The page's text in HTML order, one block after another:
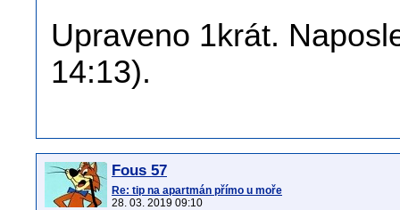
Upraveno 1krát.
14:13).
Fous 57
Re: tip na apartmán přímo u moře
28. 03. 2019 09:10